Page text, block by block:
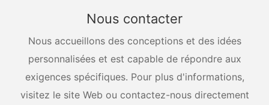
Nous contacter
Nous accueillons des conceptions et des idées
personnalisées et est capable de répondre aux
exigences spécifiques. Pour plus d'informations,
visitez le site Web ou contactez-nous directement